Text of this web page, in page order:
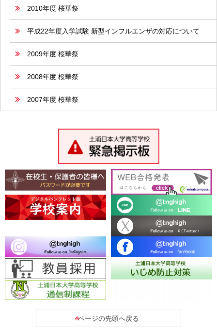
2010年度 桜華祭
平成22年度入学試験 新型インフルエンザの対応について
2009年度 桜華祭
2008年度 桜華祭
2007年度 桜華祭
ページの先頭へ戻る